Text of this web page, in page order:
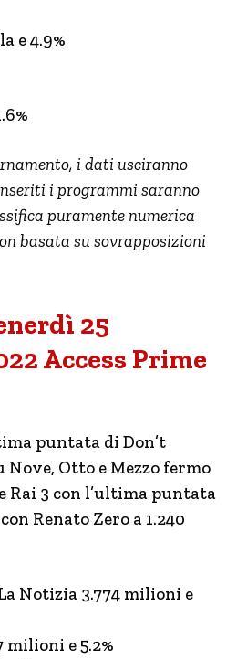
e 4.9%
i dati usciranno
i programmi saranno
puramente numerica
basata su sovrapposizioni
25
Access Prime
puntata di Don’t
Otto e Mezzo fermo
Rai 3 con l’ultima puntata
Renato Zero a 1.240
Notizia 3.774 milioni e
milioni e 5.2%